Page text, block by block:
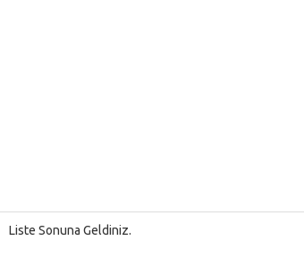
Liste Sonuna Geldiniz.